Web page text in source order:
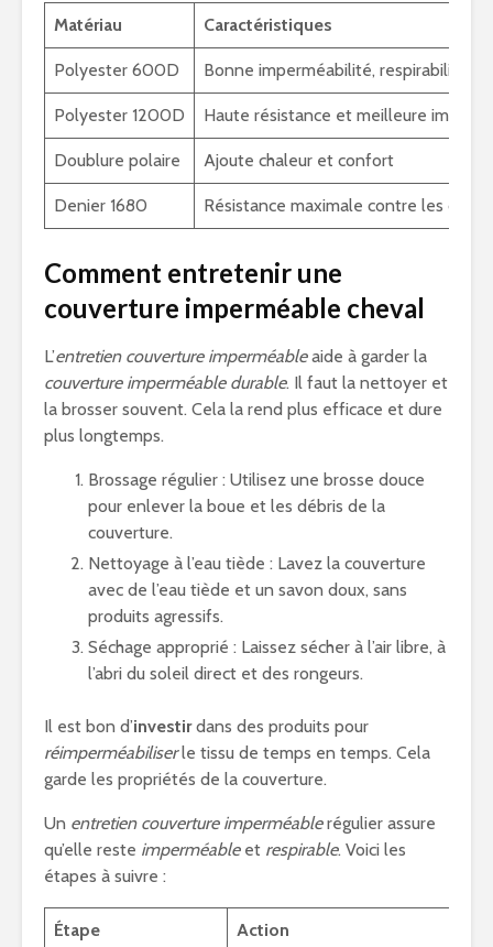
Matériau Caractéristiques
Polyester 600D Bonne imperméabilité, respirabilité,
Polyester 1200D Haute résistance et meilleure
Doublure polaire Ajoute chaleur et confort
Denier 1680 Résistance maximale contre les
Comment entretenir une
couverture imperméable cheval
L’entretien couverture imperméableaide à garder la
couverture imperméable durable. Il faut la nettoyer et
la brosser souvent. Cela la rend plus efficace et dure
plus longtemps.
Brossage régulier : Utilisez une brosse douce
pour enlever la boue et les débris de la
couverture.
Nettoyage à l’eau tiède : Lavez la couverture
avec de l’eau tiède et un savon doux, sans
produits agressifs.
Séchage approprié : Laissez sécher à l’air libre, à
l’abri du soleil direct et des rongeurs.
Il est bon d’investirdans des produits pour
réimperméabiliserle tissu de temps en temps. Cela
garde les propriétés de la couverture.
Un entretien couverture imperméablerégulier assure
qu’elle reste imperméableet respirable. Voici les
étapes à suivre :
Étape Action